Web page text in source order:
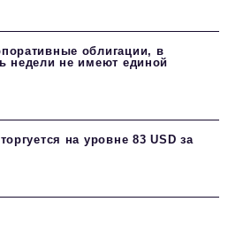
облигации, в
недели не имеют единой
на уровне 83 USD за